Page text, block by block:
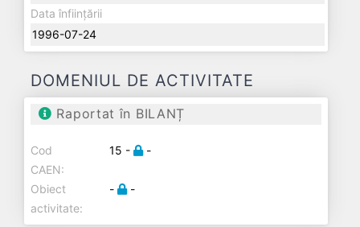
Data înființării
1996-07-24
DOMENIUL DE ACTIVITATE
Raportat în BILANȚ
Cod
CAEN:
15 - -
Obiect
activitate:
- -